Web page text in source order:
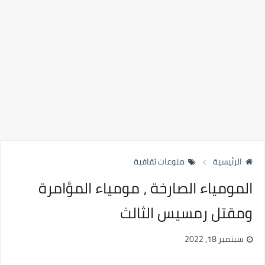
الرئيسية منوعات ثقافية
المومياء الصارخة ، مومياء المؤامرة
ومقتل رمسيس الثالث
سبتمبر 18, 2022